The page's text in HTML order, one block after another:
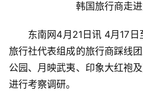
韩国旅行商走
东南网4月21日讯 4月17
旅行社代表组成的旅行商踩线
公园、月映武夷、印象大红袍
进行考察调研。